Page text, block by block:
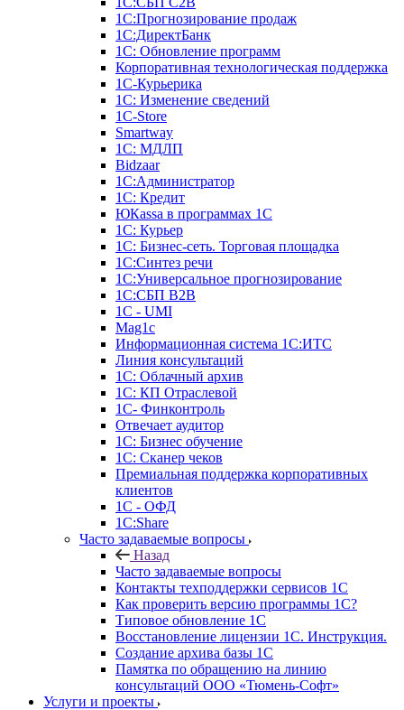
1С:Прогнозирование продаж
1С:ДиректБанк
1С: Обновление программ
Корпоративная технологическая поддержка
1С-Курьерика
1С: Изменение сведений
1C-Store
Smartway
1С: МДЛП
Bidzaar
1С:Администратор
1С: Кредит
ЮКаssа в программах 1С
1С: Курьер
1С: Бизнес-сеть. Торговая площадка
1С:Синтез речи
1С:Универсальное прогнозирование
1С:СБП B2B
1C - UMI
Mag1c
Информационная система 1С:ИТС
Линия консультаций
1С: Облачный архив
1С: КП Отраслевой
1С- Финконтроль
Отвечает аудитор
1С: Бизнес обучение
1С: Сканер чеков
Премиальная поддержка корпоративных
клиентов
1С - ОФД
1С:Share
Часто задаваемые вопросы
Назад
Часто задаваемые вопросы
Контакты техподдержки сервисов 1С
Как проверить версию программы 1С?
Типовое обновление 1С
Восстановление лицензии 1С. Инструкция.
Создание архива базы 1С
Памятка по обращению на линию
консультаций ООО «Тюмень-Софт»
Услуги и проекты